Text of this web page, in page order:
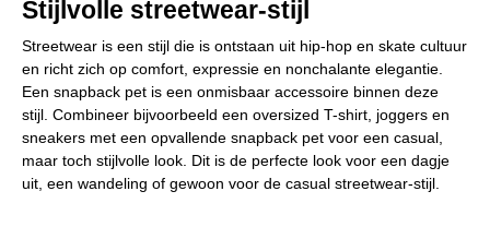
Stijlvolle streetwear-stijl
Streetwear is een stijl die is ontstaan uit hip-hop en skate cultuur
en richt zich op comfort, expressie en nonchalante elegantie.
Een snapback pet is een onmisbaar accessoire binnen deze
stijl. Combineer bijvoorbeeld een oversized T-shirt, joggers en
sneakers met een opvallende snapback pet voor een casual,
maar toch stijlvolle look. Dit is de perfecte look voor een dagje
uit, een wandeling of gewoon voor de casual streetwear-stijl.